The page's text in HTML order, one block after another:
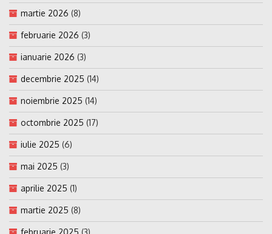
martie 2026 (8)
februarie 2026 (3)
ianuarie 2026 (3)
decembrie 2025 (14)
noiembrie 2025 (14)
octombrie 2025 (17)
iulie 2025 (6)
mai 2025 (3)
aprilie 2025 (1)
martie 2025 (8)
februarie 2025 (3)